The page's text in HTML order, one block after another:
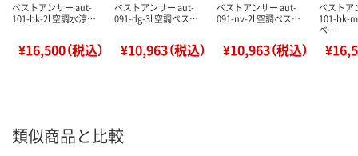
ベストアンサー aut-
101-bk-2l 空調水涼…
¥16,500（税込）
ベストアンサー aut-
091-dg-3l 空調ベス…
¥10,963（税込）
ベストアンサー aut-
091-nv-2l 空調ベス…
¥10,963（税込）
ベストア
101-bk-
ベ…
類似商品と比較